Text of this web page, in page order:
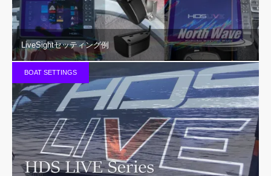
LiveSightセッティング例
BOAT SETTINGS